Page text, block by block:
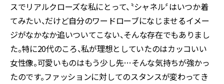
スでリアルクローズな私にとって、〝シャネル〞はいつか着
てみたい、だけど自分のワードローブになじませるイメー
ジがなかなか追いついてこない、そんな存在でもありまし
た。特に20代のころ、私が理想としていたのはカッコいい
女性像。可愛いものはもう少し先…そんな気持ちが強かっ
たのです。ファッションに対してのスタンスが変わってき